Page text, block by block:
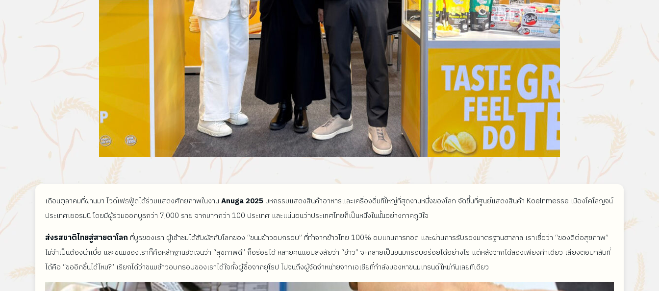
เดือนตุลาคมที่ผ่านมา ไวด์เฟธฟู้ดได้ร่วมแสดงศักยภาพในงานAnuga 2025 มหกรรมแสดงสินค้าอาหารและเครื่องดื่มที่ใหญ่ที่สุดงานหนึ่งของโลก จัดขึ้นที่ศูนย์แสดงสินค้า Koelnmesse เมืองโคโลญจน์
ประเทศเยอรมนี โดยมีผู้ร่วมออกบูธกว่า 7,000 ราย จากมากกว่า 100 ประเทศ และแน่นอนว่าประเทศไทยก็เป็นหนึ่งในนั้นอย่างภาคภูมิใจ
ส่งรสชาติไทยสู่สายตาโลก ที่บูธของเรา ผู้เข้าชมได้สัมผัสกับโลกของ “ขนมข้าวอบกรอบ” ที่ทำจากข้าวไทย 100% อบแทนการทอด และผ่านการรับรองมาตรฐานฮาลาล เราเชื่อว่า “ของดีต่อสุขภาพ”
ไม่จำเป็นต้องน่าเบื่อ และขนมของเราก็คือหลักฐานชัดเจนว่า “สุขภาพดี” ก็อร่อยได้ หลายคนแอบสงสัยว่า “ข้าว” จะกลายเป็นขนมกรอบอร่อยได้อย่างไร แต่หลังจากได้ลองเพียงคำเดียว เสียงตอบกลับที่
ได้คือ “ขออีกชิ้นได้ไหม?” เรียกได้ว่าขนมข้าวอบกรอบของเราได้ใจทั้งผู้ซื้อจากยุโรป ไปจนถึงผู้จัดจำหน่ายจากเอเชียที่กำลังมองหาขนมเทรนด์ใหม่กันเลยทีเดียว